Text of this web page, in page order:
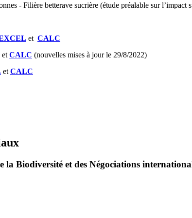
- Filière betterave sucrière (étude préalable sur l’impact
et CALC
et CALC (nouvelles mises à jour le 29/8/2022)
et CALC
la Biodiversité et des Négociations